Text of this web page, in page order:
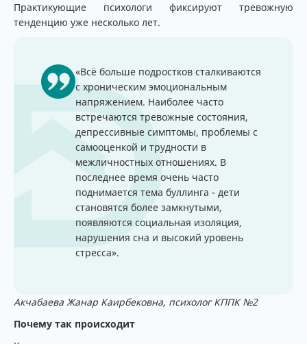
Практикующие психологи фиксируют тревожную
тенденцию уже несколько лет.
«Всё больше подростков сталкиваются
с хроническим эмоциональным
напряжением. Наиболее часто
встречаются тревожные состояния,
депрессивные симптомы, проблемы с
самооценкой и трудности в
межличностных отношениях. В
последнее время очень часто
поднимается тема буллинга - дети
становятся более замкнутыми,
появляются социальная изоляция,
нарушения сна и высокий уровень
стресса».
Акчабаева Жанар Каирбековна, психолог КППК №2
Почему так происходит